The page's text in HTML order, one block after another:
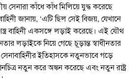
সেনারা কাঁধে কাঁধ মিলিয়ে যুদ্ধ করেছে
জানায়, ‘এটি ছিল সেই বিজয়, যেখানে
বাহিনী একসঙ্গে লড়াই করেছে। এই যৌথ
লড়াইকে নিয়ে গেছে চূড়ান্ত স্বাধীনতার
ইতিহাসকে নতুনভাবে গড়ে
নতুন করে অঙ্কন করেছে এবং নতুন রাষ্ট্র